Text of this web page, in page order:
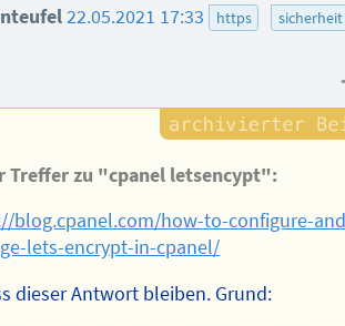
22.05.2021 17:33 https
sicherheit
Treffer zu "cpanel letsencypt":
blog.cpanel.com/how-to-configure-
lets-encrypt-in-cpanel/
dieser Antwort bleiben. Grund: